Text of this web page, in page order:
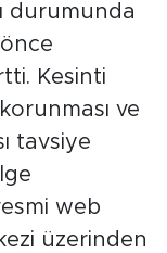
durumunda
Kesinti
ve
tavsiye
web
üzerinden